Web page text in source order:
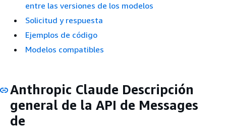
entre las versiones de los modelos
Solicitud y respuesta
Ejemplos de código
Modelos compatibles
Anthropic Claude Descripción
general de la API de Messages
de